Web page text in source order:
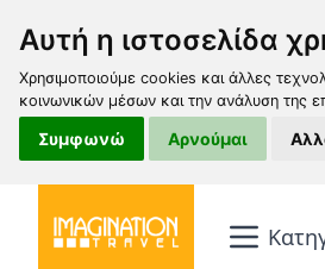
Αυτή η ιστοσελίδα
Χρησιμοποιούμε cookies και άλλες
κοινωνικών μέσων και την ανάλυση της
Συμφωνώ Αρνούμαι